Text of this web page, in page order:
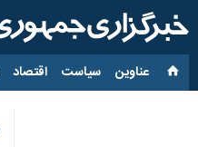
عناوین‌ سیاست اقتصاد